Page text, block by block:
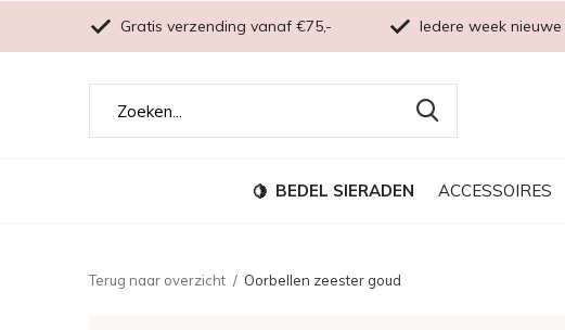
BEDEL SIERADEN ACCESSOIRES
Gratis verzending vanaf €75,- Iedere week
Terug naar overzicht Oorbellen zeester goud